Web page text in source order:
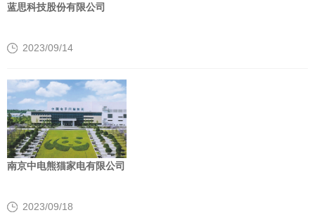
蓝思科技股份有限公司
2023/09/14
南京中电熊猫家电有限公司
2023/09/18